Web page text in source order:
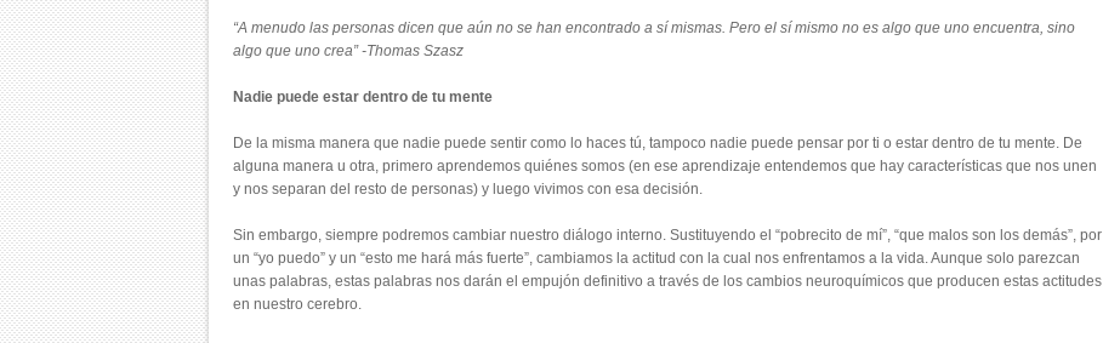
“A menudo las personas dicen que aún no se han encontrado a sí mismas. Pero el sí mismo no es algo que uno encuentra, sino
algo que uno crea” -Thomas Szasz
Nadie puede estar dentro de tu mente
De la misma manera que nadie puede sentir como lo haces tú, tampoco nadie puede pensar por ti o estar dentro de tu mente. De
alguna manera u otra, primero aprendemos quiénes somos (en ese aprendizaje entendemos que hay características que nos unen
y nos separan del resto de personas) y luego vivimos con esa decisión.
Sin embargo, siempre podremos cambiar nuestro diálogo interno. Sustituyendo el “pobrecito de mí”, “que malos son los demás”, por
un “yo puedo” y un “esto me hará más fuerte”, cambiamos la actitud con la cual nos enfrentamos a la vida. Aunque solo parezcan
unas palabras, estas palabras nos darán el empujón definitivo a través de los cambios neuroquímicos que producen estas actitudes
en nuestro cerebro.